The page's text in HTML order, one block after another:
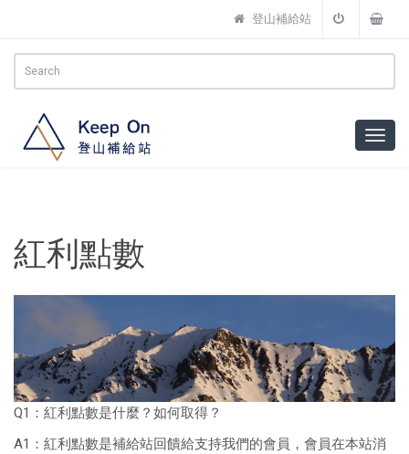
登山補給站
紅利點數
Q1：紅利點數是什麼？如何取得？
A1：紅利點數是補給站回饋給支持我們的會員，會員在本站消